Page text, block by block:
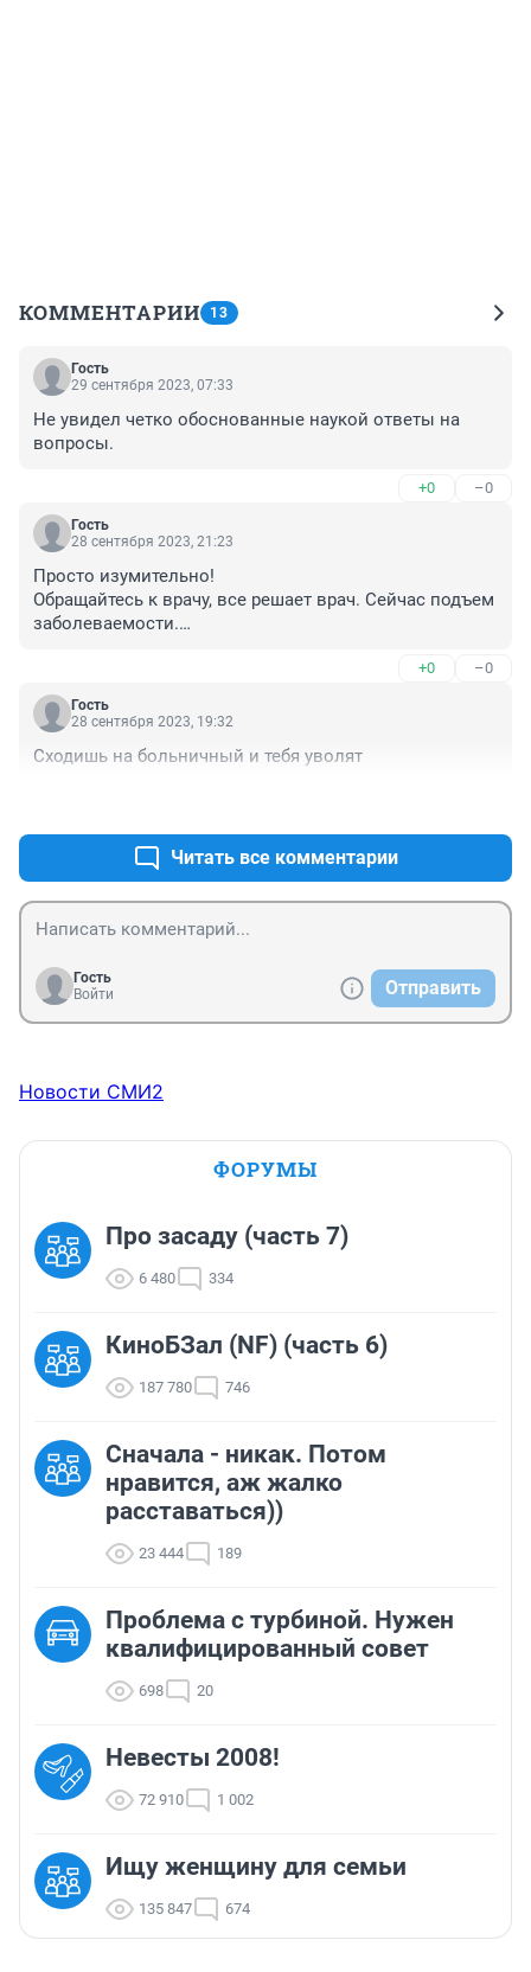
КОММЕНТАРИИ 13
Гость
29 сентября 2023, 07:33
Не увидел четко обоснованные наукой ответы на
вопросы.
+0 –0
Гость
28 сентября 2023, 21:23
Просто изумительно!
Обращайтесь к врачу, все решает врач. Сейчас подъем
заболеваемости.
Действительность: в воскресенье, в 15ч не смогли
дозвониться до поликлиники 16 и спросить, куда
осмотрел врач (не у всех температура в 6 утра
надо в рабочие дни и отключается.
Обязательно к врачу! Много заболевших.
А врачи НЕ работают!!!!!!!!!!!!!!!!!!!!!!!!!! Спасибо
Губернатору за медицину!!!!!!!!!!!!!!!!
+0 –0
Гость
28 сентября 2023, 19:32
Сходишь на больничный и тебя уволят
Читать все комментарии
Гость
Войти
Отправить
Новости СМИ2
ФОРУМЫ
Про засаду (часть 7)
6 480 334
КиноБЗал (NF) (часть 6)
187 780 746
Сначала - никак. Потом
нравится, аж жалко
расставаться))
23 444 189
Проблема с турбиной. Нужен
квалифицированный совет
698 20
Невесты 2008!
72 910 1 002
Ищу женщину для семьи
135 847 674